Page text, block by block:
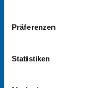
Präferenzen
Statistiken
FIRMA